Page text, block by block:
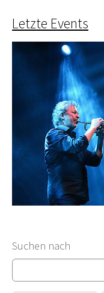
Letzte Events
Suchformular
Suchen nach